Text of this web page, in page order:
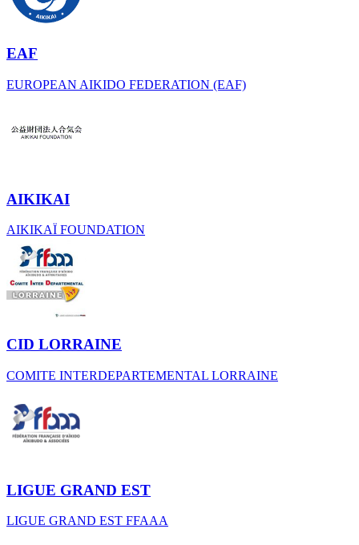
EAF
EUROPEAN AIKIDO FEDERATION (EAF)
AIKIKAI
AIKIKAÏ FOUNDATION
CID LORRAINE
COMITE INTERDEPARTEMENTAL LORRAINE
LIGUE GRAND EST
LIGUE GRAND EST FFAAA